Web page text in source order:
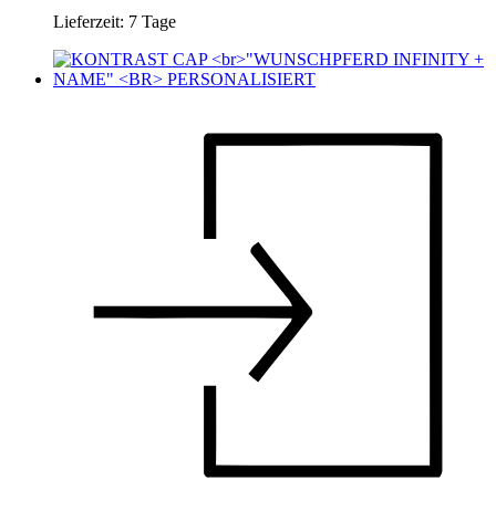
Lieferzeit: 7 Tage